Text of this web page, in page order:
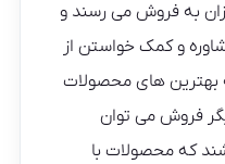
به فروش می رسند و
و کمک خواستن از
بهترین های محصولات
فروش می توان
که محصولات با